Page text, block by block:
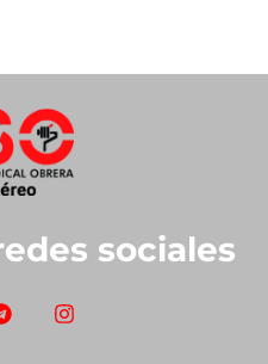
sociales